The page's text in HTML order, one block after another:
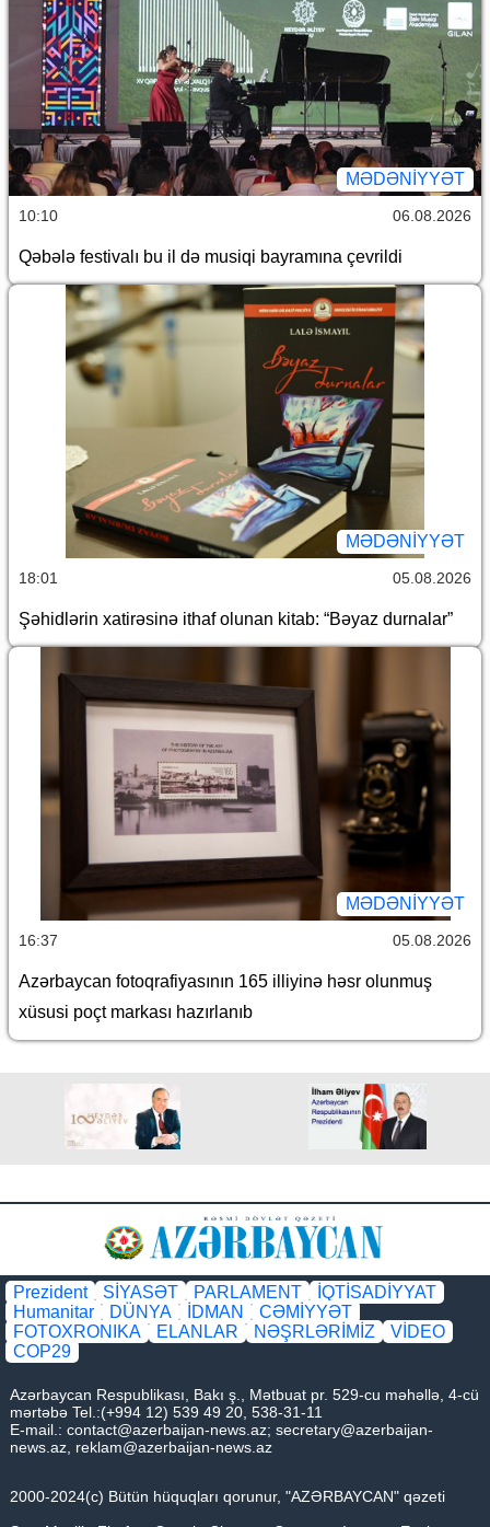
MƏDƏNIYYƏT
10:10 06.08.2026
Qəbələ festivalı bu il də musiqi bayramına çevrildi
MƏDƏNIYYƏT
18:01 05.08.2026
Şəhidlərin xatirəsinə ithaf olunan kitab: “Bəyaz durnalar”
MƏDƏNIYYƏT
16:37 05.08.2026
Azərbaycan fotoqrafiyasının 165 illiyinə həsr olunmuş
xüsusi poçt markası hazırlanıb
Prezident SİYASƏT PARLAMENT
İQTİSADİYYAT
Humanitar
DÜNYA İDMAN
CƏMİYYƏT
FOTOXRONIKA
ELANLAR NƏŞRLƏRİMİZ
VİDEO
COP29
Azərbaycan Respublikası, Bakı ş., Mətbuat pr. 529-cu məhəllə, 4-cü
mərtəbə Tel.:(+994 12) 539 49 20, 538-31-11
E-mail.: contact@azerbaijan-news.az; secretary@azerbaijan-
news.az, reklam@azerbaijan-news.az
2000-2024(c) Bütün hüquqları qorunur, "AZƏRBAYCAN" qəzeti